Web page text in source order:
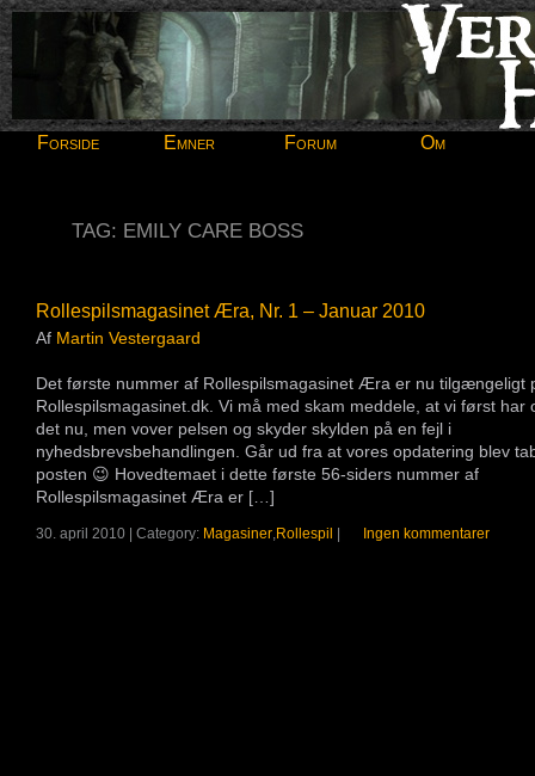
Forside Emner Forum Om
TAG: EMILY CARE BOSS
Rollespilsmagasinet Æra, Nr. 1 – Januar 2010
Af Martin Vestergaard
Det første nummer af Rollespilsmagasinet Æra er nu tilgængeligt
Rollespilsmagasinet.dk. Vi må med skam meddele, at vi først har
det nu, men vover pelsen og skyder skylden på en fejl i
nyhedsbrevsbehandlingen. Går ud fra at vores opdatering blev
posten 😉 Hovedtemaet i dette første 56-siders nummer af
Rollespilsmagasinet Æra er […]
30. april 2010 | Category: Magasiner,Rollespil Ingen kommentarer